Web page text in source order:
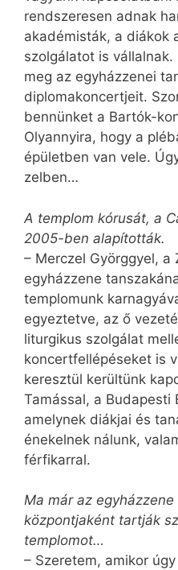
rendszeresen adnak
akadémisták, a diákok
szolgálatot is
meg az egyházzenei
diplomakoncertjeit.
bennünket a Bartók-
Olyannyira, hogy a
épületben van vele.
zelben…
A templom kórusát, a
2005-ben alapították.
– Merczel Györggyel, a
egyházzene
templomunk
egyeztetve, az ő
liturgikus szolgálat
koncertfellépéseket is
keresztül kerültünk
Tamással, a Budapesti
amelynek diákjai és
énekelnek nálunk,
férfikarral.
Ma már az
központjaként tartják
templomot…
– Szeretem, amikor